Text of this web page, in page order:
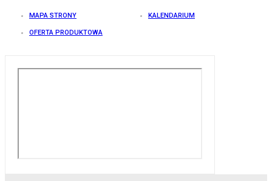
MAPA STRONY KALENDARIUM
OFERTA PRODUKTOWA